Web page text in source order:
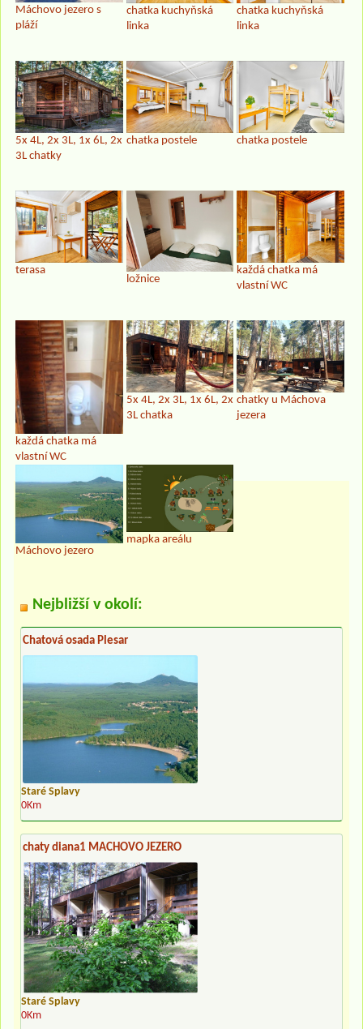
Máchovo jezero s
pláží
chatka kuchyňská
linka
chatka kuchyňská
linka
5x 4L, 2x 3L, 1x 6L, 2x
3L chatky
chatka postele chatka postele
terasa
ložnice
každá chatka má
vlastní WC
každá chatka má
vlastní WC
5x 4L, 2x 3L, 1x 6L, 2x
3L chatka
chatky u Máchova
jezera
Máchovo jezero
mapka areálu
Nejbližší v okolí:
Chatová osada Plesar
Staré Splavy
0Km
chaty diana1 MACHOVO JEZERO
Staré Splavy
0Km